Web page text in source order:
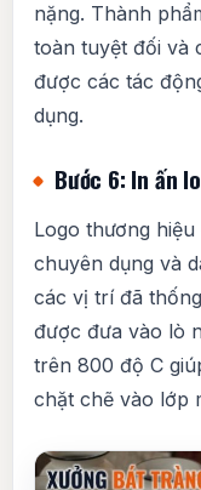
nặng. Thành
toàn tuyệt đối và
được các tác
dụng.
Bước 6: In ấn
Logo thương
chuyên dụng và
các vị trí đã
được đưa vào lò
trên 800 độ C
chặt chẽ vào lớp